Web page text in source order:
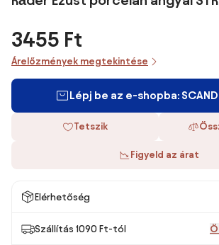
3455 Ft
Árelőzmények megtekintése
Lépj be az e-shopba:
Tetszik
Figyeld az árat
Elérhetőség
Szállítás 1090 Ft-tól